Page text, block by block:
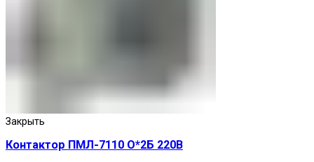
Закрыть
Контактор ПМЛ-7110 О*2Б 220В